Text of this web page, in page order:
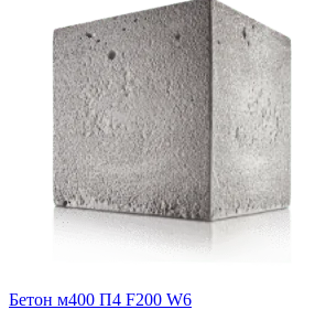
Бетон м400 П4 F200 W6